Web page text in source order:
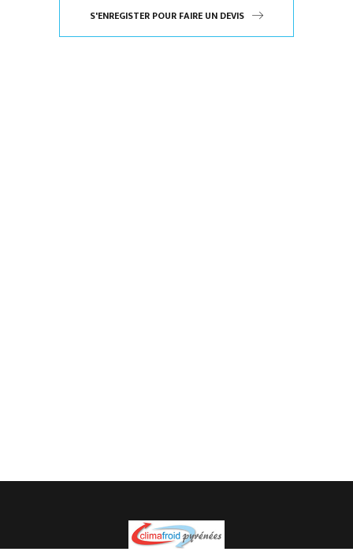
S'ENREGISTER POUR FAIRE UN DEVIS